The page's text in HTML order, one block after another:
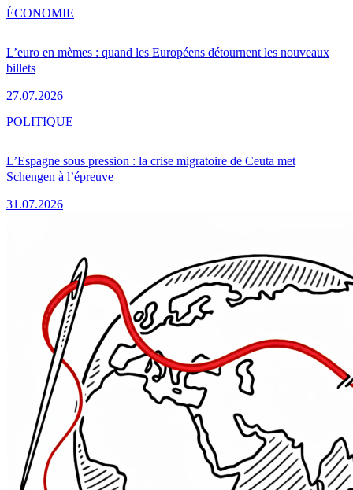
L’euro en mèmes : quand les Européens détournent les nouveaux
billets
27.07.2026
ÉCONOMIE
L’Espagne sous pression : la crise migratoire de Ceuta met
Schengen à l’épreuve
31.07.2026
POLITIQUE